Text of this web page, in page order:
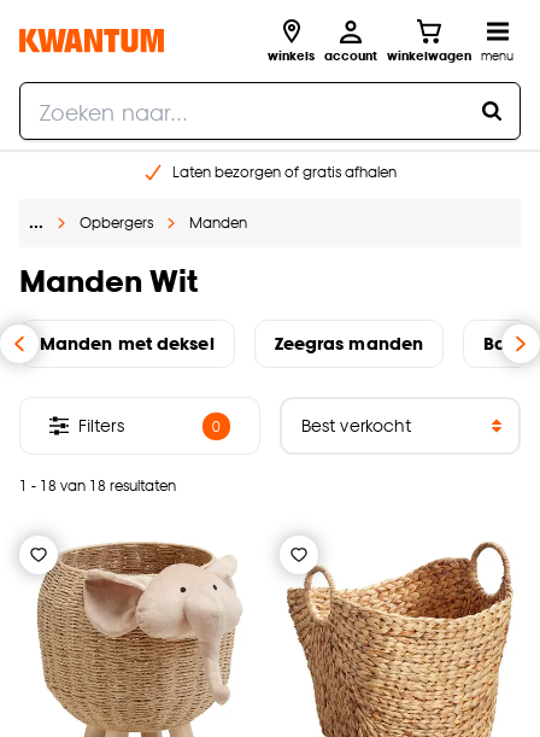
winkels account winkelwagen menu
Laten bezorgen of gratis afhalen
Gratis raam advies en opmeten aan huis
… Opbergers Manden
Manden Wit
Manden met deksel Zeegras manden
1 - 18 van 18 resultaten
Filters 0